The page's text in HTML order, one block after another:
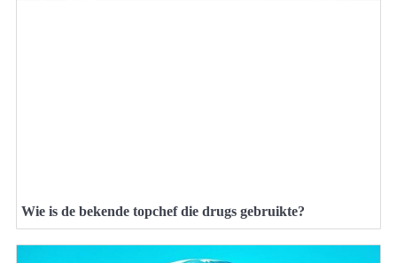
Wie is de bekende topchef die drugs gebruikte?